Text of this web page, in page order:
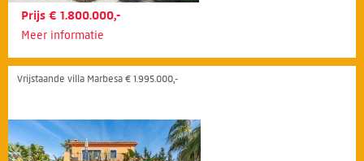
Prijs € 1.800.000,-
Meer informatie
Vrijstaande villa Marbesa € 1.995.000,-